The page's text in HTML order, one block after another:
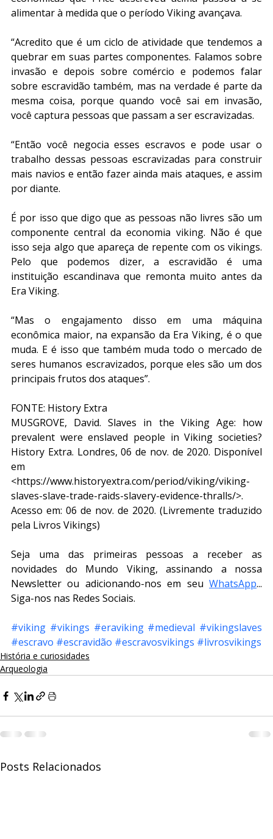
alimentar à medida que o período Viking avançava.
“Acredito que é um ciclo de atividade que tendemos a
quebrar em suas partes componentes. Falamos sobre
invasão e depois sobre comércio e podemos falar
sobre escravidão também, mas na verdade é parte da
mesma coisa, porque quando você sai em invasão,
você captura pessoas que passam a ser escravizadas.
“Então você negocia esses escravos e pode usar o
trabalho dessas pessoas escravizadas para construir
mais navios e então fazer ainda mais ataques, e assim
por diante.
É por isso que digo que as pessoas não livres são um
componente central da economia viking. Não é que
isso seja algo que apareça de repente com os vikings.
Pelo que podemos dizer, a escravidão é uma
instituição escandinava que remonta muito antes da
Era Viking.
“Mas o engajamento disso em uma máquina
econômica maior, na expansão da Era Viking, é o que
muda. E é isso que também muda todo o mercado de
seres humanos escravizados, porque eles são um dos
principais frutos dos ataques”.
FONTE: History Extra
MUSGROVE, David. Slaves in the Viking Age: how
prevalent were enslaved people in Viking societies?
History Extra. Londres, 06 de nov. de 2020. Disponível
em
<https://www.historyextra.com/period/viking/viking-
slaves-slave-trade-raids-slavery-evidence-thralls/>.
Acesso em: 06 de nov. de 2020. (Livremente traduzido
pela Livros Vikings)
Seja uma das primeiras pessoas a receber as
novidades do Mundo Viking, assinando a nossa
Newsletter ou adicionando-nos em seu WhatsApp...
Siga-nos nas Redes Sociais.
#viking #vikings #eraviking #medieval #vikingslaves
#escravo #escravidão #escravosvikings #livrosvikings
História e curiosidades
Arqueologia
Posts Relacionados